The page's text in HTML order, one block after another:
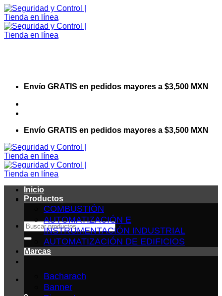
Saltar
al
contenido
Envío GRATIS en pedidos mayores a $3,500 MXN
Envío GRATIS en pedidos mayores a $3,500 MXN
Buscar
por:
Inicio
Productos
COMBUSTIÓN
AUTOMATIZACIÓN E
INSTRUMENTACIÓN INDUSTRIAL
AUTOMATIZACIÓN DE EDIFICIOS
Marcas
Bacharach
Banner